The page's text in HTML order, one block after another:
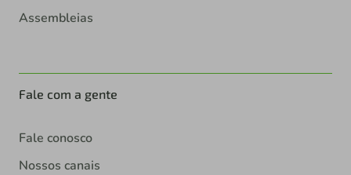
Assembleias
Fale com a gente
Fale conosco
Nossos canais